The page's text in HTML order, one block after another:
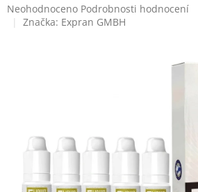
Průměrné
hodnocení
Neohodnoceno Podrobnosti hodnocení
Značka: Expran GMBH